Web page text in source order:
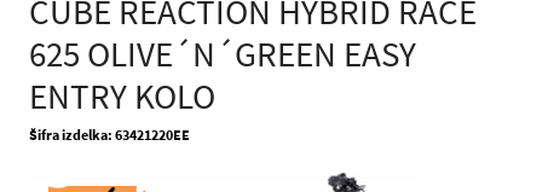
CUBE REACTION HYBRID RACE
625 OLIVE´N´GREEN EASY
ENTRY KOLO
Šifra izdelka: 63421220EE